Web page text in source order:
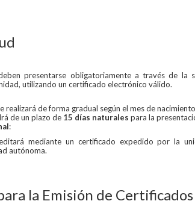
presentarse obligatoriamente a través de la
utilizando un certificado electrónico válido.
realizará de forma gradual según el mes de
de un plazo de 15 días naturales para la
:
mediante un certificado expedido por la
autónoma.
la Emisión de Certificados